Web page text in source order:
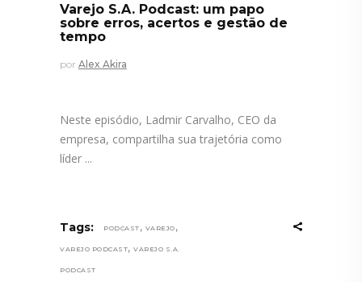
Varejo S.A. Podcast: um papo
sobre erros, acertos e gestão de
tempo
por Alex Akira
Neste episódio, Ladmir Carvalho, CEO da
empresa, compartilha sua trajetória como
líder
Tags: PODCAST , VAREJO ,
VAREJO PODCAST, VAREJO S.A.
PODCAST